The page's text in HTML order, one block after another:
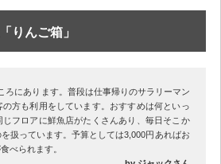
りんご箱」
ろにあります。普段は仕事帰りのサラリーマン
方も利用をしています。おすすめは何といっ
フロアに鮮魚店がたくさんあり、毎日そこか
扱っています。予算としては3,000円あればお
べられます。